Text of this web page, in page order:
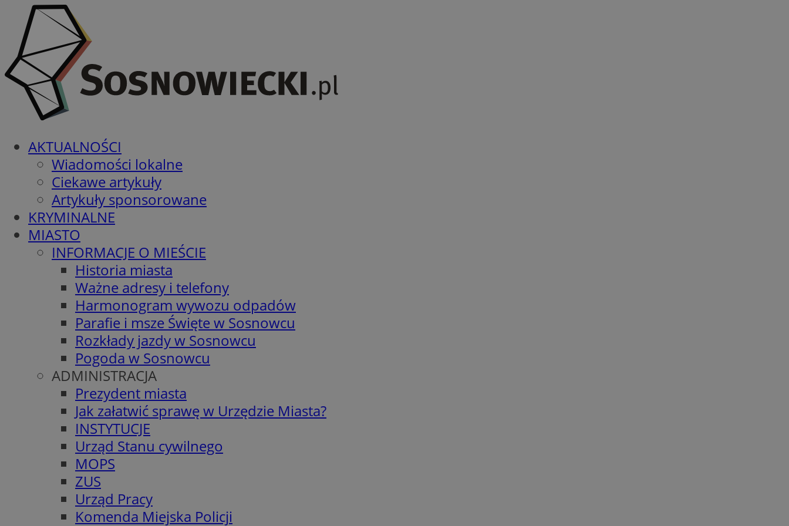
AKTUALNOŚCI
Wiadomości lokalne
Ciekawe artykuły
Artykuły sponsorowane
KRYMINALNE
MIASTO
INFORMACJE O MIEŚCIE
Historia miasta
Ważne adresy i telefony
Harmonogram wywozu odpadów
Parafie i msze Święte w Sosnowcu
Rozkłady jazdy w Sosnowcu
Pogoda w Sosnowcu
ADMINISTRACJA
Prezydent miasta
Jak załatwić sprawę w Urzędzie Miasta?
INSTYTUCJE
Urząd Stanu cywilnego
MOPS
ZUS
Urząd Pracy
Komenda Miejska Policji